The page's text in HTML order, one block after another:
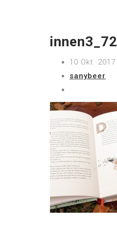
innen3_72
10 Okt. 2017
sanybeer